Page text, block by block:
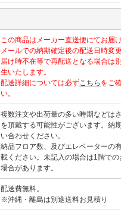
この商品はメーカー直送便にてお届け
メールでの納期確定後の配送日時変
届け時不在等で再配送となる場合は
生いたします。
配送詳細については必ずこちら をご
い。
複数注文や出荷量の多い時期などは
を頂戴する可能性がございます。納
い合わせください。
納品フロア数、及びエレベーターの
載ください。未記入の場合は1階での
場合があります。
配送費無料。
※沖縄・離島は別途送料お見積り